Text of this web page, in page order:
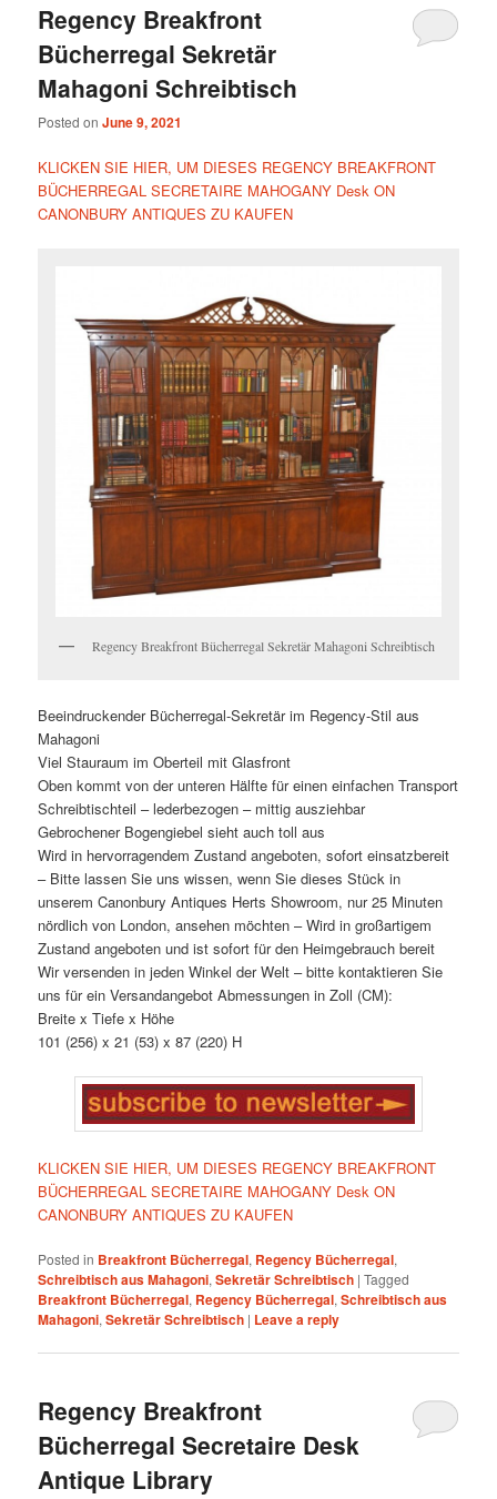
Regency Breakfront
Bücherregal Sekretär
Mahagoni Schreibtisch
Posted onJune 9, 2021
KLICKEN SIE HIER, UM DIESES REGENCY BREAKFRONT
BÜCHERREGAL SECRETAIRE MAHOGANY Desk ON
CANONBURY ANTIQUES ZU KAUFEN
Regency Breakfront Bücherregal Sekretär Mahagoni Schreibtisch
Beeindruckender Bücherregal-Sekretär im Regency-Stil aus
Mahagoni
Viel Stauraum im Oberteil mit Glasfront
Oben kommt von der unteren Hälfte für einen einfachen Transport
Schreibtischteil – lederbezogen – mittig ausziehbar
Gebrochener Bogengiebel sieht auch toll aus
Wird in hervorragendem Zustand angeboten, sofort einsatzbereit
– Bitte lassen Sie uns wissen, wenn Sie dieses Stück in
unserem Canonbury Antiques Herts Showroom, nur 25 Minuten
nördlich von London, ansehen möchten – Wird in großartigem
Zustand angeboten und ist sofort für den Heimgebrauch bereit
Wir versenden in jeden Winkel der Welt – bitte kontaktieren Sie
uns für ein Versandangebot Abmessungen in Zoll (CM):
Breite x Tiefe x Höhe
101 (256) x 21 (53) x 87 (220) H
KLICKEN SIE HIER, UM DIESES REGENCY BREAKFRONT
BÜCHERREGAL SECRETAIRE MAHOGANY Desk ON
CANONBURY ANTIQUES ZU KAUFEN
Posted in Breakfront Bücherregal, Regency Bücherregal,
Schreibtisch aus Mahagoni,Sekretär Schreibtisch |Tagged
Breakfront Bücherregal, Regency Bücherregal,Schreibtisch aus
Mahagoni,Sekretär Schreibtisch | Leave a reply
Regency Breakfront
Bücherregal Secretaire Desk
Antique Library